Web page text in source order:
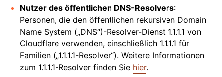
Nutzer des öffentlichen DNS-Resolvers:
Personen, die den öffentlichen rekursiven Domain
Name System („DNS“)-Resolver-Dienst 1.1.1.1 von
Cloudflare verwenden, einschließlich 1.1.1.1 für
Familien („1.1.1.1-Resolver“). Weitere Informationen
zum 1.1.1.1-Resolver finden Sie hier.